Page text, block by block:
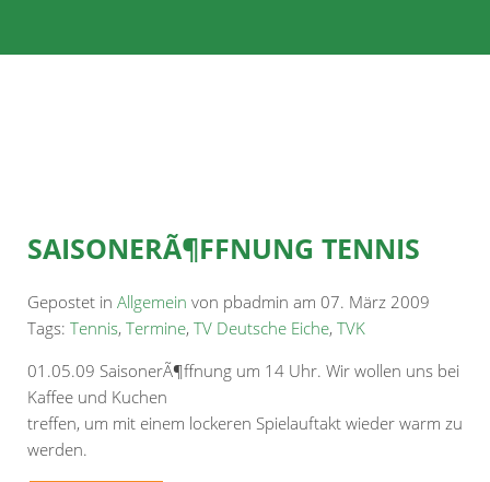
SAISONERÃ¶FFNUNG TENNIS
Gepostet in Allgemein von pbadmin am 07. März 2009
Tags: Tennis, Termine, TV Deutsche Eiche, TVK
01.05.09 SaisonerÃ¶ffnung um 14 Uhr. Wir wollen uns bei
Kaffee und Kuchen
treffen, um mit einem lockeren Spielauftakt wieder warm zu
werden.